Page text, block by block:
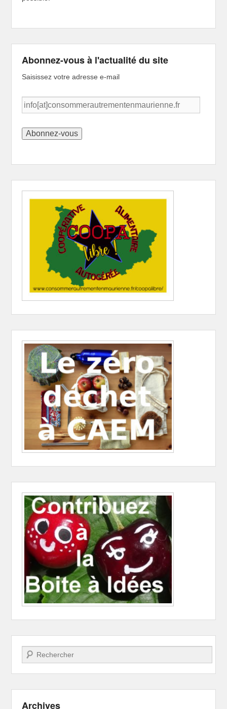
Abonnez-vous à l'actualité du site
Saisissez votre adresse e-mail
info[at]consommerautrementenmaurienne.fr
Recherche
Archives